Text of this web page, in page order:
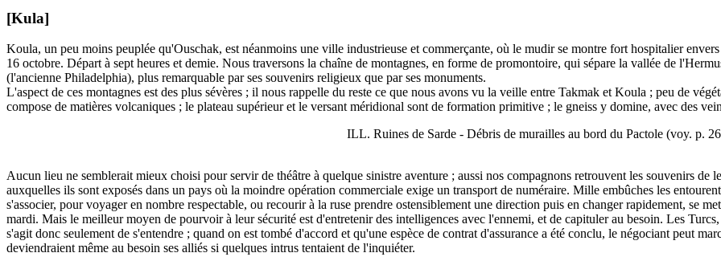
[Kula]
Koula, un peu moins peuplée qu'Ouschak, est néanmoins une ville industrieuse et commerçante, où le mudir se montre fort hospitalier envers
16 octobre. Départ à sept heures et demie. Nous traversons la chaîne de montagnes, en forme de promontoire, qui sépare la vallée de
(l'ancienne Philadelphia), plus remarquable par ses souvenirs religieux que par ses monuments.
L'aspect de ces montagnes est des plus sévères ; il nous rappelle du reste ce que nous avons vu la veille entre Takmak et Koula ; peu de
compose de matières volcaniques ; le plateau supérieur et le versant méridional sont de formation primitive ; le gneiss y domine, avec des
ILL. Ruines de Sarde - Débris de murailles au bord du Pactole (voy. p.
Aucun lieu ne semblerait mieux choisi pour servir de théâtre à quelque sinistre aventure ; aussi nos compagnons retrouvent les souvenirs de
auxquelles ils sont exposés dans un pays où la moindre opération commerciale exige un transport de numéraire. Mille embûches les
s'associer, pour voyager en nombre respectable, ou recourir à la ruse prendre ostensiblement une direction puis en changer rapidement, se
mardi. Mais le meilleur moyen de pourvoir à leur sécurité est d'entretenir des intelligences avec l'ennemi, et de capituler au besoin. Les
s'agit donc seulement de s'entendre ; quand on est tombé d'accord et qu'une espèce de contrat d'assurance a été conclu, le négociant peut
deviendraient même au besoin ses alliés si quelques intrus tentaient de l'inquiéter.